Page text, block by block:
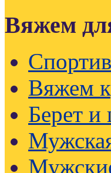
Вяжем
Вяжем
Берет